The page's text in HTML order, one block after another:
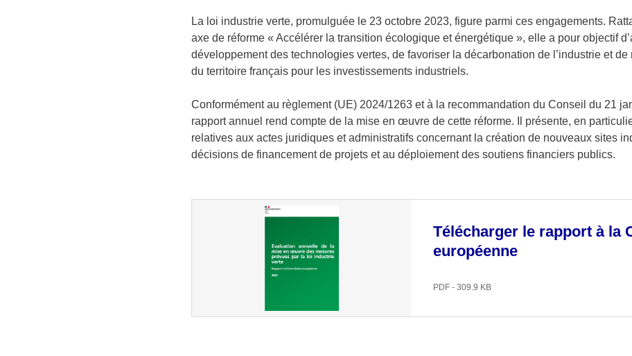
La loi industrie verte, promulguée le 23 octobre 2023, figure parmi ces engagements.
axe de réforme « Accélérer la transition écologique et énergétique », elle a pour objectif
développement des technologies vertes, de favoriser la décarbonation de l’industrie et de
du territoire français pour les investissements industriels.
Conformément au règlement (UE) 2024/1263 et à la recommandation du Conseil du 21
rapport annuel rend compte de la mise en œuvre de cette réforme. Il présente, en
relatives aux actes juridiques et administratifs concernant la création de nouveaux sites
décisions de financement de projets et au déploiement des soutiens financiers publics.
Télécharger le rapport à la
européenne
PDF - 309.9 KB